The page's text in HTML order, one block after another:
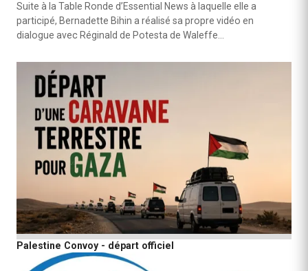
Suite à la Table Ronde d’Essential News à laquelle elle a
participé, Bernadette Bihin a réalisé sa propre vidéo en
dialogue avec Réginald de Potesta de Waleffe…
Palestine Convoy - départ officiel